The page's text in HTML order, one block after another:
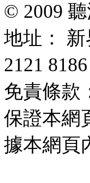
© 2009
地址：
2121
免責條款
保證本網
據本網頁